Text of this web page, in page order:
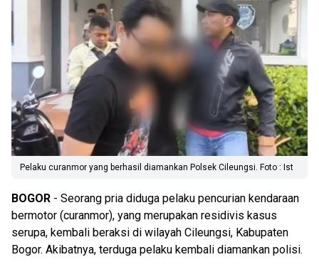
Pelaku curanmor yang berhasil diamankan Polsek Cileungsi. Foto : Ist
BOGOR - Seorang pria diduga pelaku pencurian kendaraan
bermotor (curanmor), yang merupakan residivis kasus
serupa, kembali beraksi di wilayah Cileungsi, Kabupaten
Bogor. Akibatnya, terduga pelaku kembali diamankan polisi.